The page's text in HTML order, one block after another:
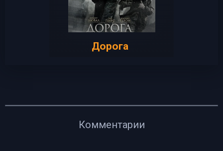
Дорога
Комментарии